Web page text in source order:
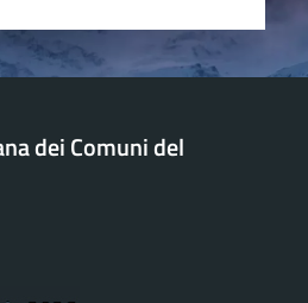
dei Comuni del